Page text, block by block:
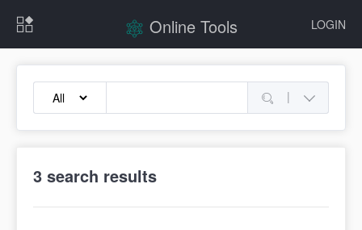
LOGIN
Online Tools
|
3 search results